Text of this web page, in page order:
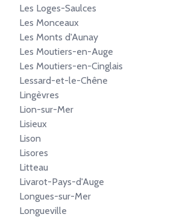
Les Loges-Saulces
Les Monceaux
Les Monts d'Aunay
Les Moutiers-en-Auge
Les Moutiers-en-Cinglais
Lessard-et-le-Chêne
Lingèvres
Lion-sur-Mer
Lisieux
Lison
Lisores
Litteau
Livarot-Pays-d'Auge
Longues-sur-Mer
Longueville